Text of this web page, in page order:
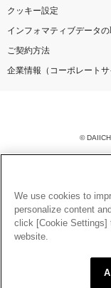
クッキー設定
インフォマティブデータ
ご契約方法
企業情報（コーポレートサ
©
このサイトに掲載されてい
を問わず、著作権法の定め
とを禁じます。
楽曲及びコンテンツは、機
楽曲及びコンテンツの配信
楽曲によりMYリスト保存が
We use cookies to
personalize content
click [Cookie Settings]
website.